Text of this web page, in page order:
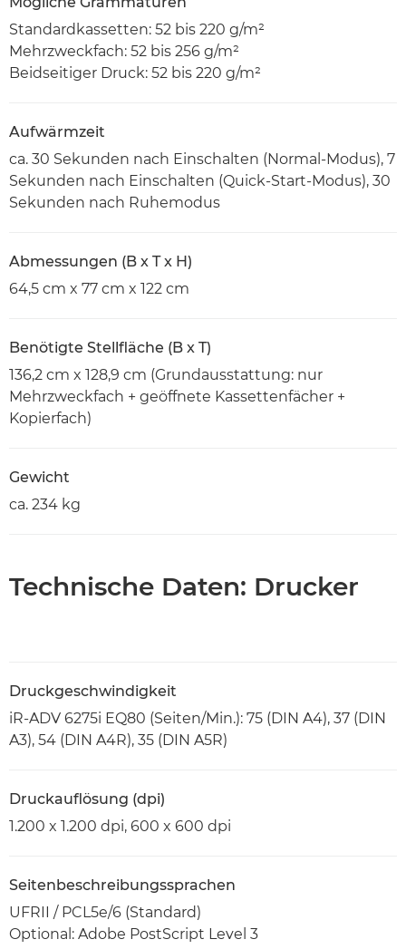
Standardkassetten: 52 bis 220 g/m²
Mehrzweckfach: 52 bis 256 g/m²
Beidseitiger Druck: 52 bis 220 g/m²
Aufwärmzeit
ca. 30 Sekunden nach Einschalten (Normal-Modus), 7
Sekunden nach Einschalten (Quick-Start-Modus), 30
Sekunden nach Ruhemodus
Abmessungen (B x T x H)
64,5 cm x 77 cm x 122 cm
Benötigte Stellfläche (B x T)
136,2 cm x 128,9 cm (Grundausstattung: nur
Mehrzweckfach + geöffnete Kassettenfächer +
Kopierfach)
Gewicht
ca. 234 kg
Technische Daten: Drucker
Druckgeschwindigkeit
iR-ADV 6275i EQ80 (Seiten/Min.): 75 (DIN A4), 37 (DIN
A3), 54 (DIN A4R), 35 (DIN A5R)
Druckauflösung (dpi)
1.200 x 1.200 dpi, 600 x 600 dpi
Seitenbeschreibungssprachen
UFRII / PCL5e/6 (Standard)
Optional: Adobe PostScript Level 3